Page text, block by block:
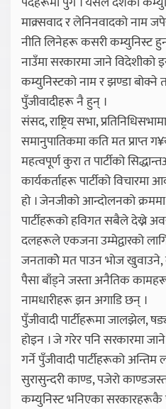
माक्र्सवाद र लेनिनवादको नाम
नीति लिनेहरू कसरी कम्युनिस्ट
नाउँमा सरकारमा जाने विदेशीको
कम्युनिस्टको नाम र झण्डा बोक्ने
पुँजीवादीहरू नै हुन् ।
संसद, राष्ट्रिय सभा,
समानुपातिकमा कति मत प्राप्त
महत्वपूर्ण कुरा त पार्टीको
कार्यकर्ताहरू पार्टीको
हो । जेनजीको आन्दोलनको
पार्टीहरूको हविगत सबैले देख्ने
दलहरूले एकजना उम्मेद्वारको
जनताकोे मत पाउन भोज खुवाउने,
पैसा बाँड्ने जस्ता अनैतिक
नामधारीहरू झन अगाडि छन् ।
पुँजीवादी पार्टीहरूमा जालझेल,
होइन । जे गरेर पनि सरकारमा
गर्ने पुँजीवादी पार्टीहरूको
सुरासुन्दरी काण्ड, पजेरो
कम्युनिस्ट भनिएका सरकारहरूकै